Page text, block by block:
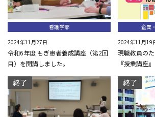
看護学部
2024年11月27日
令和6年度 もぎ患者養成講座（第2回
目）を開講しました。
企業
2024年11月19
現職教員の
『授業講座
終了 終了